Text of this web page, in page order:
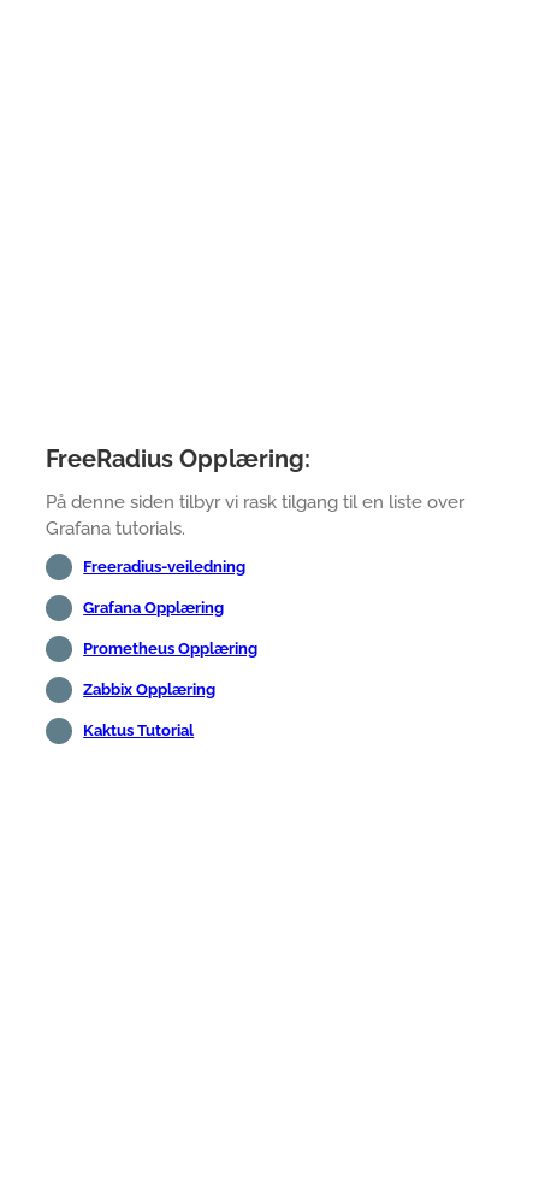
FreeRadius Opplæring:
På denne siden tilbyr vi rask tilgang til en liste over
Grafana tutorials.
Freeradius-veiledning
Grafana Opplæring
Prometheus Opplæring
Zabbix Opplæring
Kaktus Tutorial